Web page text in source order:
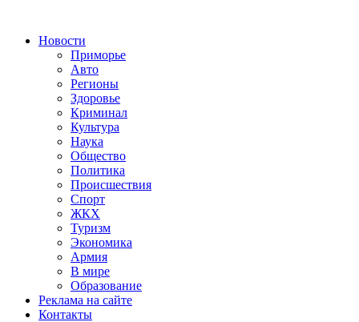
Новости
Приморье
Авто
Регионы
Здоровье
Криминал
Культура
Наука
Общество
Политика
Происшествия
Спорт
ЖКХ
Туризм
Экономика
Армия
В мире
Образование
Реклама на сайте
Контакты